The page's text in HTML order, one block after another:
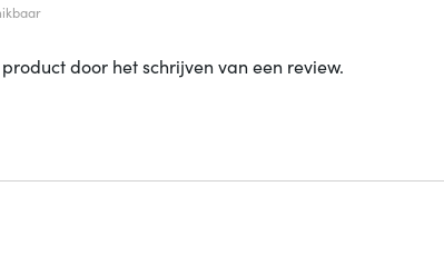
door het schrijven van een review.